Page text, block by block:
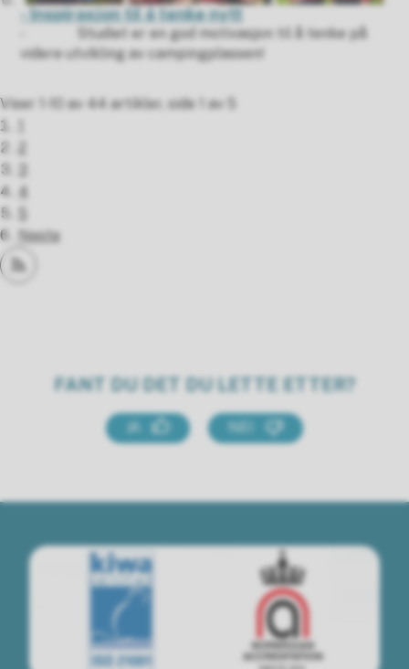
- Inspirasjon til å tenke nytt
- Studiet er en god motivasjon til å tenke på
videre utvikling av campingplassen!
Viser av 44 artikler, side av
4
Neste
FANT DU DET DU LETTE ETTER?
JA NEI